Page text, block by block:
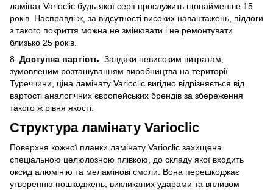
ламінат Varioclic будь-якої серії прослужить щонайменше 15
років. Насправді ж, за відсутності високих навантажень, підлоги
з такого покриття можна не змінювати і не ремонтувати
близько 25 років.
8. Доступна вартість . Завдяки невисоким витратам,
зумовленим розташуванням виробництва на території
Туреччини, ціна ламінату Varioclic вигідно відрізняється від
вартості аналогічних європейських брендів за збереження
такого ж рівня якості.
Структура ламінату Varioclic
Поверхня кожної планки ламінату Varioclic захищена
спеціальною целюлозною плівкою, до складу якої входить
оксид алюмінію та меламінові смоли. Вона перешкоджає
утворенню пошкоджень, викликаних ударами та впливом